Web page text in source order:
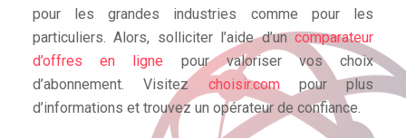
pour les grandes industries comme pour les
particuliers. Alors, solliciter l’aide d’uncomparateur
d’offres en ligne pour valoriser vos choix
d’abonnement. Visitez choisir.compour plus
d’informations et trouvez un opérateur de confiance.